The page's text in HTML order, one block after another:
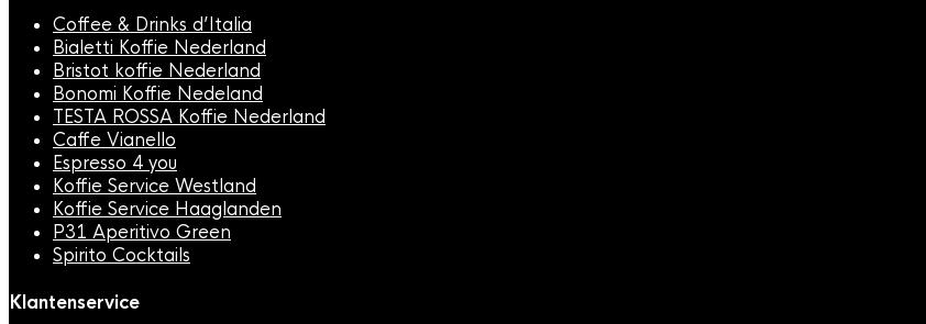
Coffee & Drinks d’Italia
Bialetti Koffie Nederland
Bristot koffie Nederland
Bonomi Koffie Nedeland
TESTA ROSSA Koffie Nederland
Caffe Vianello
Espresso 4 you
Koffie Service Westland
Koffie Service Haaglanden
P31 Aperitivo Green
Spirito Cocktails
Klantenservice